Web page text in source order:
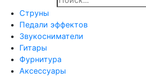
Струны
Педали эффектов
Звукосниматели
Гитары
Фурнитура
Аксессуары